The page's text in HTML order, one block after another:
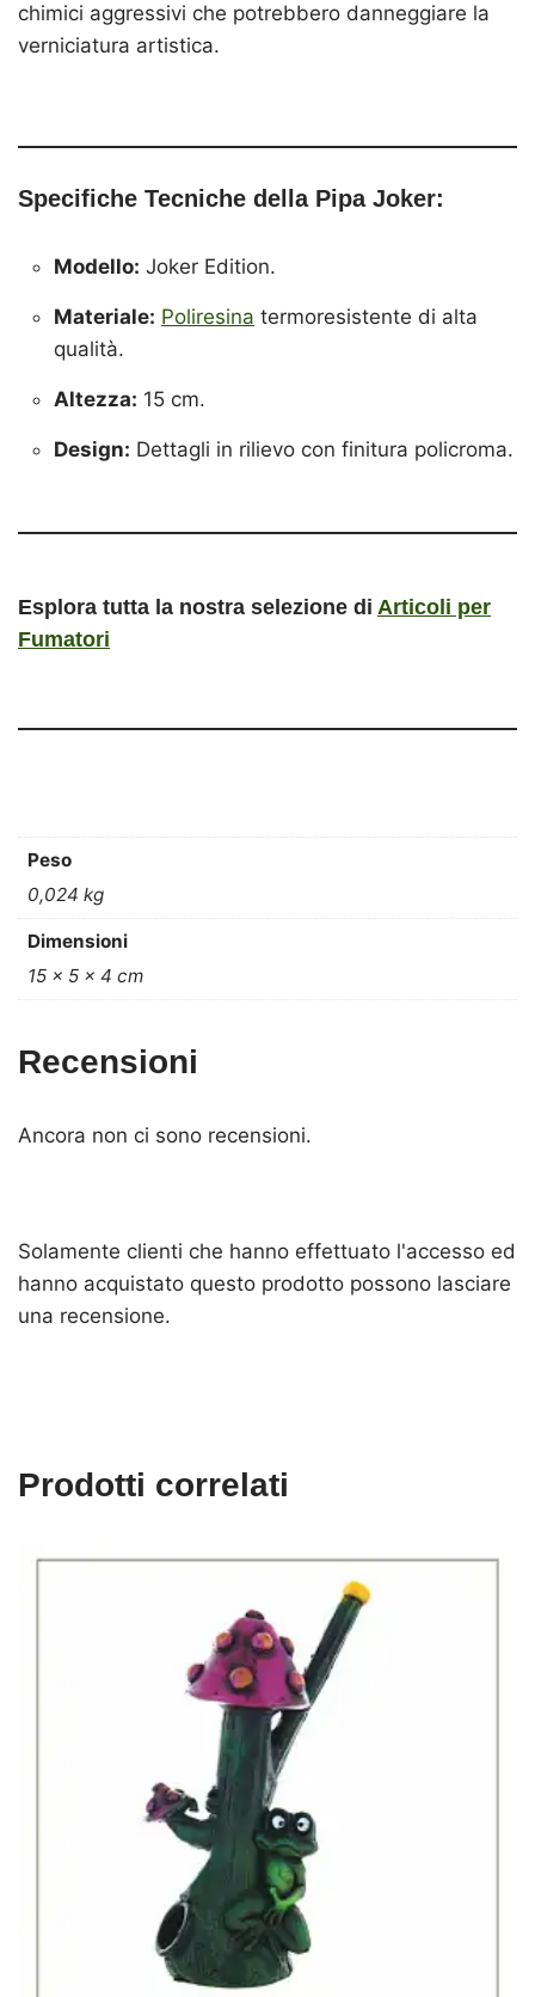
chimici aggressivi che potrebbero danneggiare la
verniciatura artistica.
Specifiche Tecniche della Pipa Joker:
Modello: Joker Edition.
Materiale: Poliresina termoresistente di alta
qualità.
Altezza: 15 cm.
Design: Dettagli in rilievo con finitura policroma.
Esplora tutta la nostra selezione di Articoli per
Fumatori
Peso
0,024 kg
Dimensioni
15 × 5 × 4 cm
Recensioni
Ancora non ci sono recensioni.
Solamente clienti che hanno effettuato l'accesso ed
hanno acquistato questo prodotto possono lasciare
una recensione.
Prodotti correlati